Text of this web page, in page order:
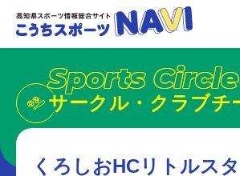
Sports
サークル・クラブチ
くろしおHCリトルス